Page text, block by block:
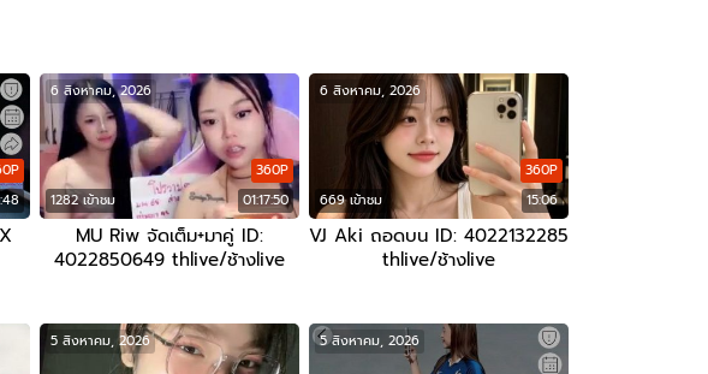
1282 เข้าชม 01:17:50
360P
6 สิงหาคม, 2026
MU Riw จัดเต็ม+มาคู่ ID:
4022850649 thlive/ช้างlive
669 เข้าชม 15:06
360P
6 สิงหาคม, 2026
VJ Aki ถอดบน ID: 4022132285
thlive/ช้างlive
5 สิงหาคม, 2026 5 สิงหาคม, 2026